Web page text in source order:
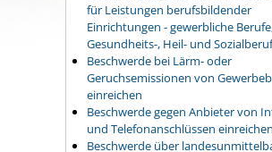
für Leistungen berufsbildender
Einrichtungen - gewerbliche
Gesundheits-, Heil- und
Beschwerde bei Lärm- oder
Geruchsemissionen von
einreichen
Beschwerde gegen Anbieter von
und Telefonanschlüssen einreichen
Beschwerde über